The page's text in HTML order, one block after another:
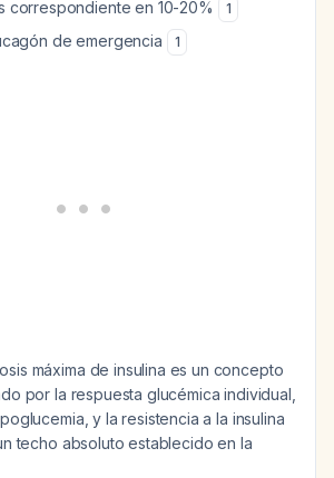
correspondiente en 10-20% 1
de emergencia 1
máxima de insulina es un concepto
por la respuesta glucémica individual,
y la resistencia a la insulina
techo absoluto establecido en la